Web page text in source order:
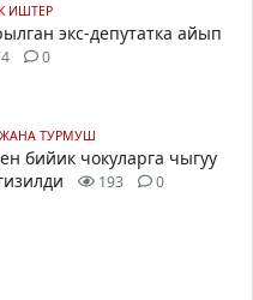
ИШТЕР
экс-депутатка айып
0
ТУРМУШ
бийик чокуларга чыгуу
193 0